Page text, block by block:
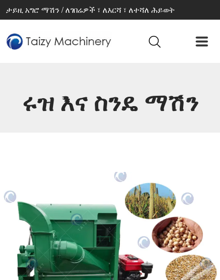
ታይዚ አግሮ ማሽን / ለገበሬዎች ፣ ለእርሻ ፣ ለተሻለ ሕይወት
ሩዝ እና ስንዴ ማሽን